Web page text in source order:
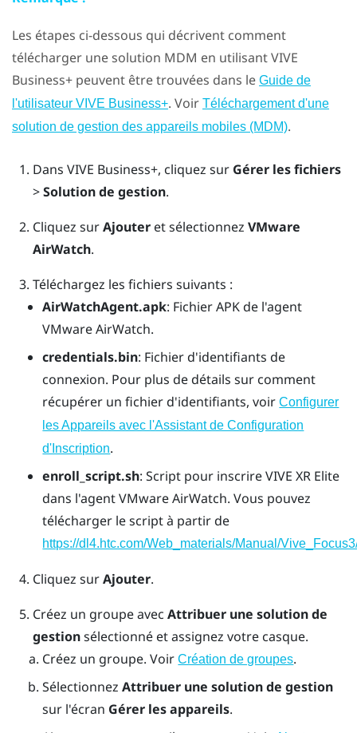
Les étapes ci-dessous qui décrivent comment
télécharger une solution MDM en utilisantVIVE
Business+ peuvent être trouvées dans le Guide de
l'utilisateur VIVE Business+. Voir Téléchargement d'une
solution de gestion des appareils mobiles (MDM).
Dans VIVE Business+, cliquez sur Gérer les fichiers
>Solution de gestion.
Cliquez surAjouteret sélectionnez VMware
AirWatch.
Téléchargez les fichiers suivants :
AirWatchAgent.apk: Fichier APK de l'agent
VMware AirWatch.
credentials.bin: Fichier d'identifiants de
connexion. Pour plus de détails sur comment
récupérer un fichier d'identifiants, voirConfigurer
les Appareils avec l'Assistant de Configuration
d'Inscription.
enroll_script.sh: Script pour inscrireVIVE XR Elite
dans l'agentVMware AirWatch. Vous pouvez
télécharger le script à partir de
https://dl4.htc.com/Web_materials/Manual/
Cliquez surAjouter.
Créez un groupe avec Attribuer une solution de
gestionsélectionné et assignez votre casque.
Créez un groupe. VoirCréation de groupes.
SélectionnezAttribuer une solution de gestion
sur l'écran Gérer les appareils.